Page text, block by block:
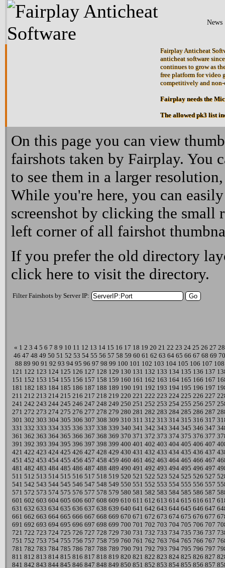
News
Fairplay Anticheat
anticheat software
continues to grow as
free platform for video
competitively and
Fairplay needs the
The allowed pk3 list
On this page you can view
fairshots taken by Fairplay. You
to see them in a larger
While you're here, you can
screenshot by clicking the small
left corner of all fairshot
If you prefer the old directory
click here to visit the directory.
Filter Fairshots by Server IP:
« 1 2 3 4 5 6 7 8 9 10 11 12 13 14 15 16 17 18 19 20 21 22 23 24 25 26 27 28
46 47 48 49 50 51 52 53 54 55 56 57 58 59 60 61 62 63 64 65 66 67 68 69 70
88 89 90 91 92 93 94 95 96 97 98 99 100 101 102 103 104 105 106 107 108
121 122 123 124 125 126 127 128 129 130 131 132 133 134 135 136 137
151 152 153 154 155 156 157 158 159 160 161 162 163 164 165 166 167
181 182 183 184 185 186 187 188 189 190 191 192 193 194 195 196 197
211 212 213 214 215 216 217 218 219 220 221 222 223 224 225 226 227
241 242 243 244 245 246 247 248 249 250 251 252 253 254 255 256 257
271 272 273 274 275 276 277 278 279 280 281 282 283 284 285 286 287
301 302 303 304 305 306 307 308 309 310 311 312 313 314 315 316 317
331 332 333 334 335 336 337 338 339 340 341 342 343 344 345 346 347
361 362 363 364 365 366 367 368 369 370 371 372 373 374 375 376 377
391 392 393 394 395 396 397 398 399 400 401 402 403 404 405 406 407
421 422 423 424 425 426 427 428 429 430 431 432 433 434 435 436 437
451 452 453 454 455 456 457 458 459 460 461 462 463 464 465 466 467
481 482 483 484 485 486 487 488 489 490 491 492 493 494 495 496 497
511 512 513 514 515 516 517 518 519 520 521 522 523 524 525 526 527
541 542 543 544 545 546 547 548 549 550 551 552 553 554 555 556 557
571 572 573 574 575 576 577 578 579 580 581 582 583 584 585 586 587
601 602 603 604 605 606 607 608 609 610 611 612 613 614 615 616 617
631 632 633 634 635 636 637 638 639 640 641 642 643 644 645 646 647
661 662 663 664 665 666 667 668 669 670 671 672 673 674 675 676 677
691 692 693 694 695 696 697 698 699 700 701 702 703 704 705 706 707
721 722 723 724 725 726 727 728 729 730 731 732 733 734 735 736 737
751 752 753 754 755 756 757 758 759 760 761 762 763 764 765 766 767
781 782 783 784 785 786 787 788 789 790 791 792 793 794 795 796 797
811 812 813 814 815 816 817 818 819 820 821 822 823 824 825 826 827
841 842 843 844 845 846 847 848 849 850 851 852 853 854 855 856 857